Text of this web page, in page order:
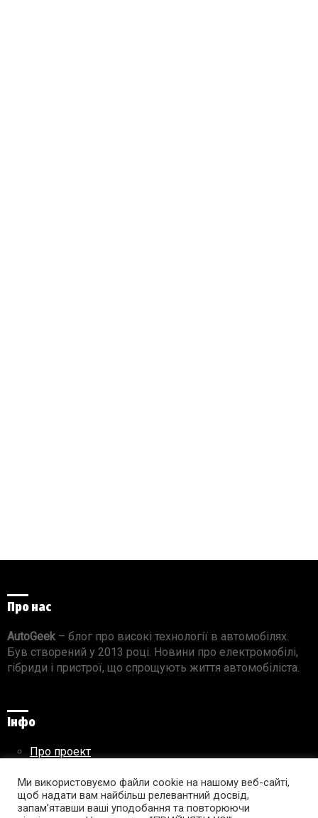
Про нас
AutoGeek – блог про високі технології в автомобілях.
Був створений у 2013 році. Новини про електромобілі,
гібриди і пристрої, що спрощують життя автомобіліста.
Інфо
Про проект
Правила використання матеріалів
Ми використовуємо файли cookie на нашому веб-сайті,
щоб надати вам найбільш релевантний досвід,
запам’ятавши ваші уподобання та повторюючи